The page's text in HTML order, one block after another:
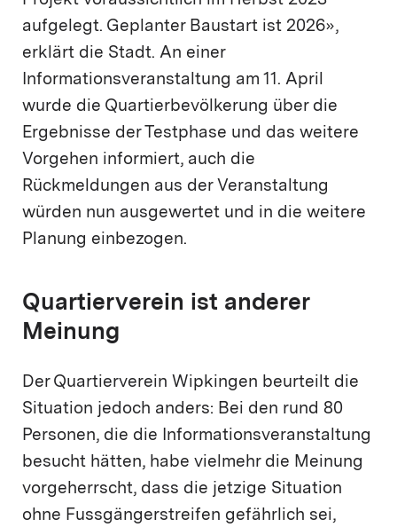
aufgelegt. Geplanter Baustart ist 2026»,
erklärt die Stadt. An einer
Informationsveranstaltung am 11. April
wurde die Quartierbevölkerung über die
Ergebnisse der Testphase und das weitere
Vorgehen informiert, auch die
Rückmeldungen aus der Veranstaltung
würden nun ausgewertet und in die weitere
Planung einbezogen.
Quartierverein ist anderer
Meinung
Der Quartierverein Wipkingen beurteilt die
Situation jedoch anders: Bei den rund 80
Personen, die die Informationsveranstaltung
besucht hätten, habe vielmehr die Meinung
vorgeherrscht, dass die jetzige Situation
ohne Fussgängerstreifen gefährlich sei,